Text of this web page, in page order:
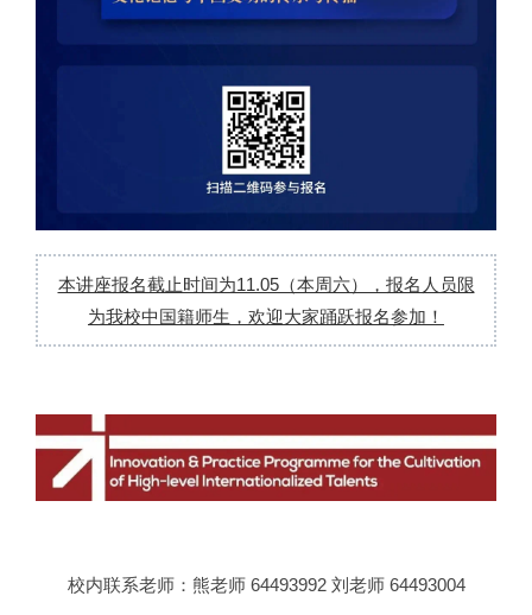
本讲座报名截止时间为11.05（本周六），报名人员限
为我校中国籍师生，欢迎大家踊跃报名参加！
校内联系老师：熊老师 64493992 刘老师 64493004